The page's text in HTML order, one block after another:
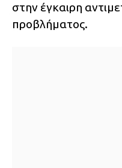
στην έγκαιρη
προβλήματος.